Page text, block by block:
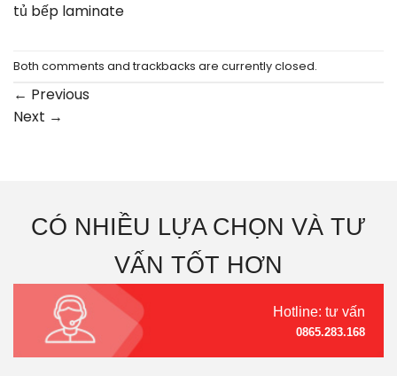
tủ bếp laminate
Both comments and trackbacks are currently closed.
← Previous
Next →
CÓ NHIỀU LỰA CHỌN VÀ TƯ
VẤN TỐT HƠN
Hotline: tư vấn
0865.283.168